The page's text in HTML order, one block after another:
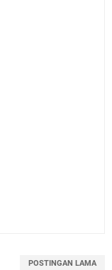
POSTINGAN LAMA